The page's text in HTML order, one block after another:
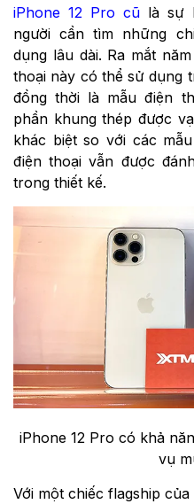
iPhone 12 Pro cũ là sự
người cần tìm những
dụng lâu dài. Ra mắt
thoại này có thể sử dụng
đồng thời là mẫu điện
phần khung thép được
khác biệt so với các
điện thoại vẫn được
trong thiết kế.
iPhone 12 Pro có khả
vụ
Với một chiếc flagship